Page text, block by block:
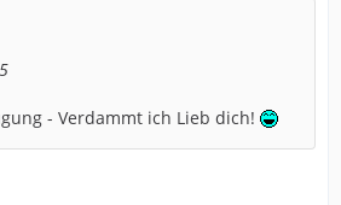
- Verdammt ich Lieb dich!